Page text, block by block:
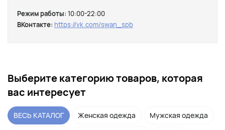
Режим работы: 10:00-22:00
ВКонтакте: https://vk.com/swan_spb
Выберите категорию товаров, которая
вас интересует
ВЕСЬ КАТАЛОГ Женская одежда Мужская одежда